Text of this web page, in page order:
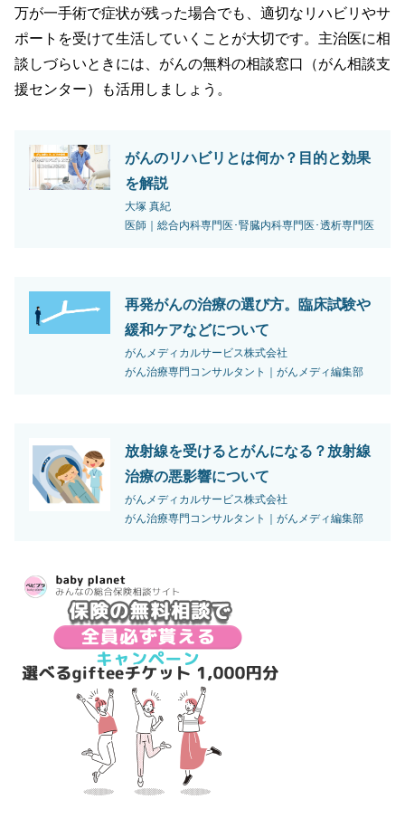
万が一手術で症状が残った場合でも、適切なリハビリやサ
ポートを受けて生活していくことが大切です。主治医に相
談しづらいときには、がんの無料の相談窓口（がん相談支
援センター）も活用しましょう。
がんのリハビリとは何か？目的と効果
を解説
大塚 真紀
医師｜総合内科専門医･腎臓内科専門医･透析専門医
再発がんの治療の選び方。臨床試験や
緩和ケアなどについて
がんメディカルサービス株式会社
がん治療専門コンサルタント｜がんメディ編集部
放射線を受けるとがんになる？放射線
治療の悪影響について
がんメディカルサービス株式会社
がん治療専門コンサルタント｜がんメディ編集部